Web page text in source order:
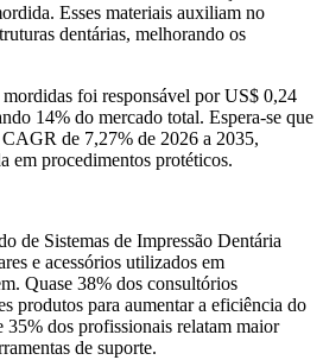
Esses materiais auxiliam no
dentárias, melhorando os
foi responsável por US$ 0,24
14% do mercado total. Espera-se que
CAGR de 7,27% de 2026 a 2035,
em procedimentos protéticos.
de Sistemas de Impressão Dentária
e acessórios utilizados em
Quase 38% dos consultórios
produtos para aumentar a eficiência do
dos profissionais relatam maior
de suporte.